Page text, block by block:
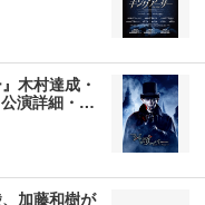
木村達成・
公演詳細・…
加藤和樹が